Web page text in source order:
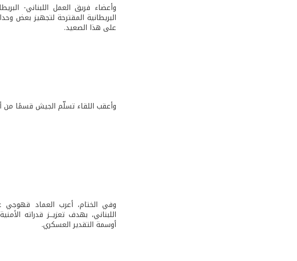
وأعضاء فريق العمل اللبناني-
البريطانية المقترحة لتجهيز بعض
على هذا الصعيد.
وأعقب اللقاء تسلّم الجيش قسمًا من
وفي الختام، أعرب العماد
اللبناني، بهدف تعزيــز قدراته
أوسمة التقدير العسكري.